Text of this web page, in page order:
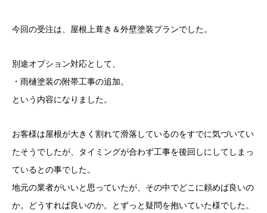
今回の受注は、屋根上葺き＆外壁塗装プランでした。
別途オプション対応として、
・雨樋塗装の附帯工事の追加。
という内容になりました。
お客様は屋根が大きく割れて滑落しているのをすでに気づいてい
たそうでしたが、タイミングが合わず工事を後回しにしてしまっ
ているとの事でした。
地元の業者がいいと思っていたが、その中でどこに頼めば良いの
か。どうすれば良いのか。とずっと疑問を抱いていた様でした。